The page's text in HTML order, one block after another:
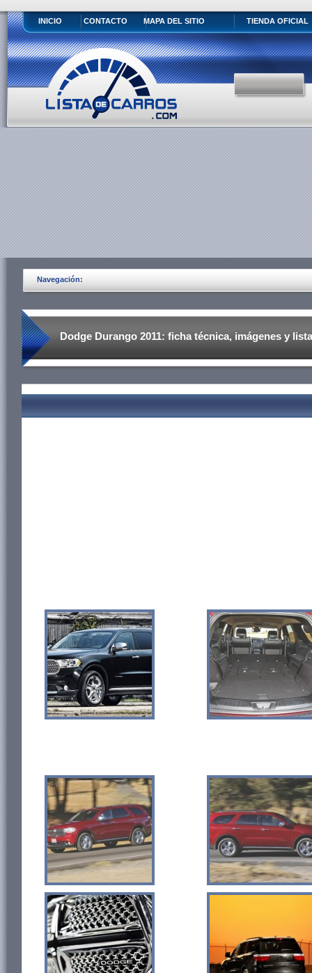
INICIO CONTACTO MAPA DEL SITIO TIENDA OFICIAL
Navegación:
Dodge Durango 2011: ficha técnica, imágenes y